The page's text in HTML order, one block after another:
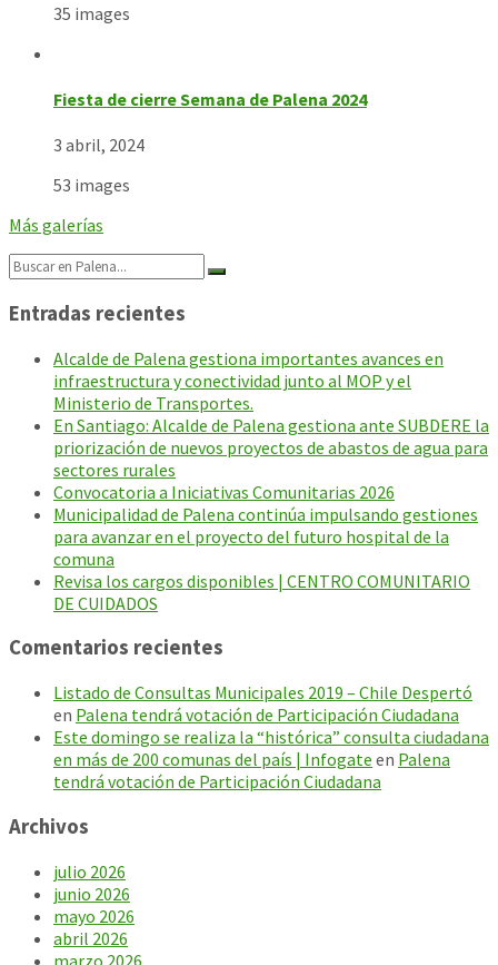
35 images
Fiesta de cierre Semana de Palena 2024
3 abril, 2024
53 images
Más galerías
Search:
Entradas recientes
Alcalde de Palena gestiona importantes avances en
infraestructura y conectividad junto al MOP y el
Ministerio de Transportes.
En Santiago: Alcalde de Palena gestiona ante SUBDERE la
priorización de nuevos proyectos de abastos de agua para
sectores rurales
Convocatoria a Iniciativas Comunitarias 2026
Municipalidad de Palena continúa impulsando gestiones
para avanzar en el proyecto del futuro hospital de la
comuna
Revisa los cargos disponibles | CENTRO COMUNITARIO
DE CUIDADOS
Comentarios recientes
Listado de Consultas Municipales 2019 – Chile Despertó
en Palena tendrá votación de Participación Ciudadana
Este domingo se realiza la “histórica” consulta ciudadana
en más de 200 comunas del país | Infogate en Palena
tendrá votación de Participación Ciudadana
Archivos
julio 2026
junio 2026
mayo 2026
abril 2026
marzo 2026